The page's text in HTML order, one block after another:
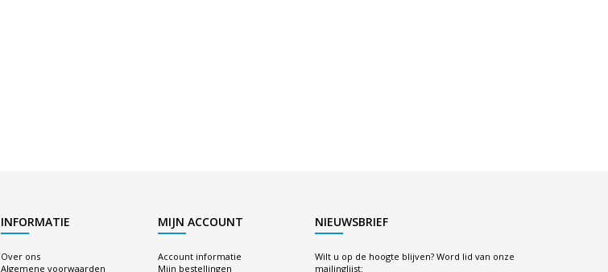
INFORMATIE
Over ons
Algemene voorwaarden
MIJN ACCOUNT
Account informatie
Mijn bestellingen
NIEUWSBRIEF
Wilt u op de hoogte blijven? Word lid van onze
mailinglijst: